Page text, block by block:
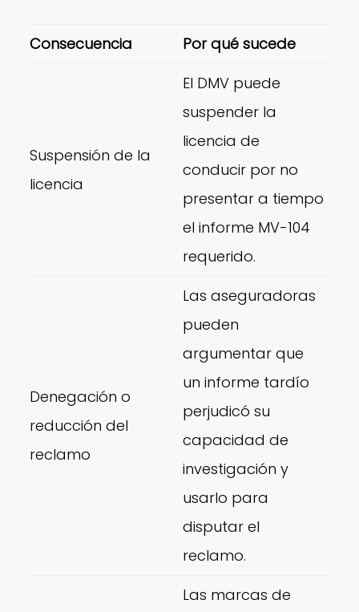
Consecuencia Por qué sucede
Suspensión de la
licencia
El DMV puede
suspender la
licencia de
conducir por no
presentar a tiempo
el informe MV-104
requerido.
Denegación o
reducción del
reclamo
Las aseguradoras
pueden
argumentar que
un informe tardío
perjudicó su
capacidad de
investigación y
usarlo para
disputar el
reclamo.
Las marcas de